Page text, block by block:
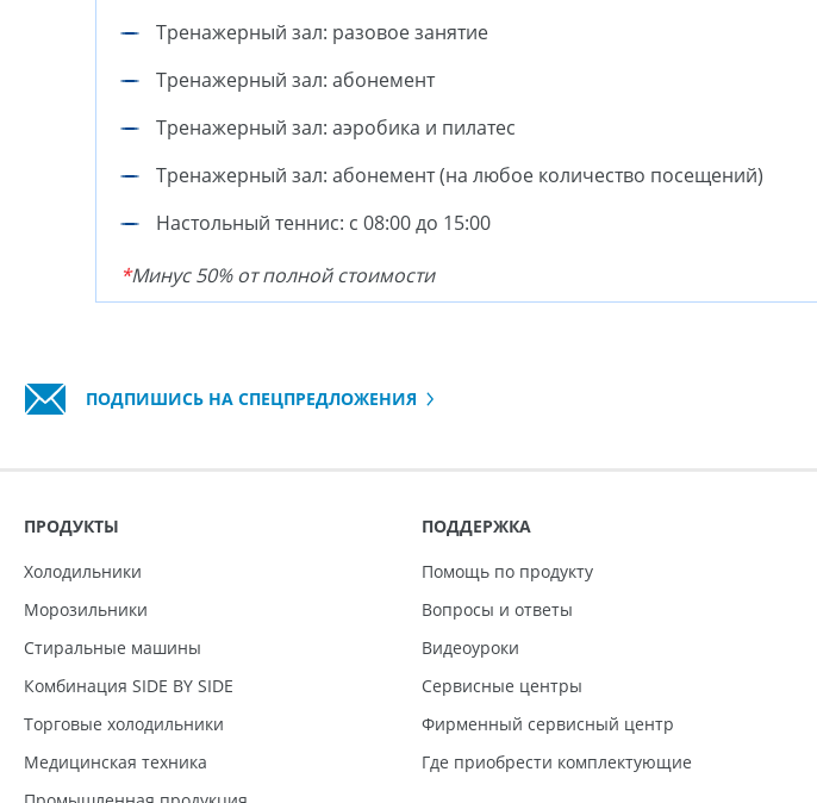
Тренажерный зал: разовое занятие
Тренажерный зал: абонемент
Тренажерный зал: аэробика и пилатес
Тренажерный зал: абонемент (на любое количество посещений)
Настольный теннис: с 08:00 до 15:00
*Минус 50% от полной стоимости
ПОДПИШИСЬ НА СПЕЦПРЕДЛОЖЕНИЯ
ПРОДУКТЫ
Холодильники
Морозильники
Стиральные машины
Комбинация SIDE BY SIDE
Торговые холодильники
Медицинская техника
ПОДДЕРЖКА
Помощь по продукту
Вопросы и ответы
Видеоуроки
Сервисные центры
Фирменный сервисный центр
Где приобрести комплектующие